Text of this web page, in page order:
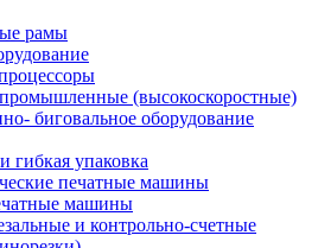
рамы
(высокоскоростные)
биговальное оборудование
гибкая упаковка
печатные машины
машины
и контрольно-счетные